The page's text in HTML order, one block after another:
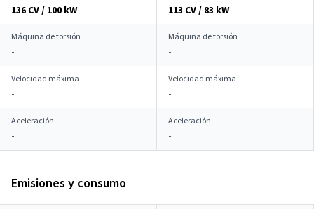
136 CV / 100 kW 113 CV / 83 kW
Máquina de torsión
-
Máquina de torsión
-
Velocidad máxima
-
Velocidad máxima
-
Aceleración
-
Aceleración
-
Emisiones y consumo